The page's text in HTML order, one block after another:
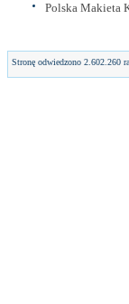
Polska Makieta
Stronę odwiedzono 2.602.260